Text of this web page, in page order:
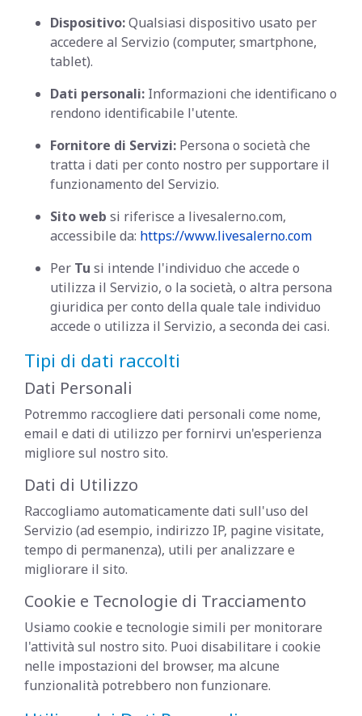
Dispositivo:Qualsiasi dispositivo usato per
accedere al Servizio (computer, smartphone,
tablet).
Dati personali: Informazioni che identificano o
rendono identificabile l'utente.
Fornitore di Servizi: Persona o società che
tratta i dati per conto nostro per supportare il
funzionamento del Servizio.
Sito web si riferisce a livesalerno.com,
accessibile da: https://www.livesalerno.com
Per Tu si intende l'individuo che accede o
utilizza il Servizio, o la società, o altra persona
giuridica per conto della quale tale individuo
accede o utilizza il Servizio, a seconda dei casi.
Tipi di dati raccolti
Dati Personali
Potremmo raccogliere dati personali come nome,
email e dati di utilizzo per fornirvi un'esperienza
migliore sul nostro sito.
Dati di Utilizzo
Raccogliamo automaticamente dati sull'uso del
Servizio (ad esempio, indirizzo IP, pagine visitate,
tempo di permanenza), utili per analizzare e
migliorare il sito.
Cookie e Tecnologie di Tracciamento
Usiamo cookie e tecnologie simili per monitorare
l'attività sul nostro sito. Puoi disabilitare i cookie
nelle impostazioni del browser, ma alcune
funzionalità potrebbero non funzionare.